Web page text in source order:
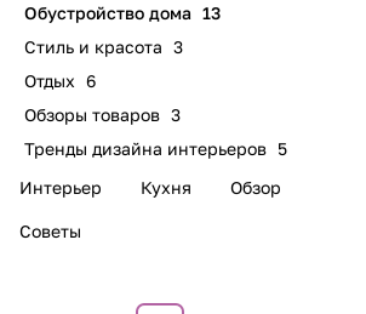
Обустройство дома 13
Стиль и красота 3
Отдых 6
Обзоры товаров 3
Тренды дизайна интерьеров 5
Интерьер
Кухня Обзор
Советы